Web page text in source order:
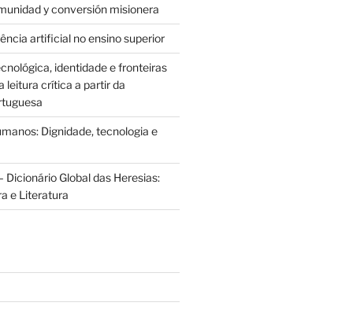
y conversión misionera
artificial no ensino superior
identidade e fronteiras
leitura crítica a partir da
Dignidade, tecnologia e
Dicionário Global das Heresias:
e Literatura